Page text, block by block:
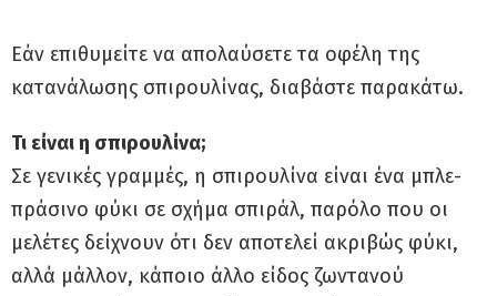
Εάν επιθυμείτε να απολαύσετε τα οφέλη της
κατανάλωσης σπιρουλίνας, διαβάστε παρακάτω.
Τι είναι η σπιρουλίνα;
Σε γενικές γραμμές, η σπιρουλίνα είναι ένα μπλε-
πράσινο φύκι σε σχήμα σπιράλ, παρόλο που οι
μελέτες δείχνουν ότι δεν αποτελεί ακριβώς φύκι,
αλλά μάλλον, κάποιο άλλο είδος ζωντανού